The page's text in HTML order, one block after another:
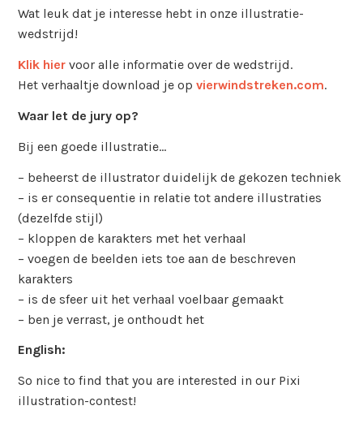
Wat leuk dat je interesse hebt in onze illustratie-
wedstrijd!
Klik hier voor alle informatie over de wedstrijd.
Het verhaaltje download je opvierwindstreken.com.
Waar let de jury op?
Bij een goede illustratie…
– beheerst de illustrator duidelijk de gekozen techniek
– is er consequentie in relatie tot andere illustraties
(dezelfde stijl)
– kloppen de karakters met het verhaal
– voegen de beelden iets toe aan de beschreven
karakters
– is de sfeer uit het verhaal voelbaar gemaakt
– ben je verrast, je onthoudt het
English:
So nice to find that you are interested in our Pixi
illustration-contest!